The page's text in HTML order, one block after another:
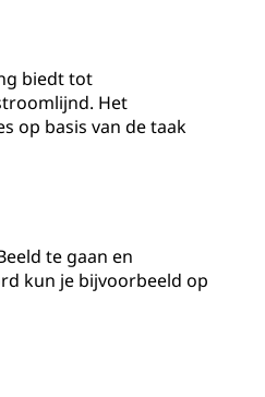
biedt tot
Het
op basis van de taak
te gaan en
kun je bijvoorbeeld op